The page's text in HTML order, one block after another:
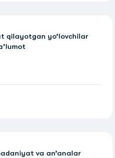
qilayotgan yo‘lovchilar
va an’analar